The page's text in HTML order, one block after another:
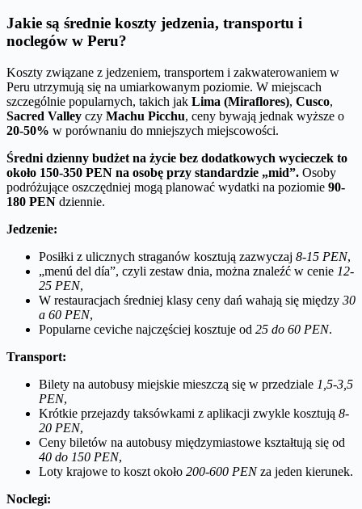
Jakie są średnie koszty jedzenia, transportu i
noclegów w Peru?
Koszty związane z jedzeniem, transportem i zakwaterowaniem w
Peru utrzymują się na umiarkowanym poziomie. W miejscach
szczególnie popularnych, takich jak Lima (Miraflores), Cusco,
Sacred Valley czy Machu Picchu, ceny bywają jednak wyższe o
20-50% w porównaniu do mniejszych miejscowości.
Średni dzienny budżet na życie bez dodatkowych wycieczek to
około 150-350 PEN na osobę przy standardzie „mid”. Osoby
podróżujące oszczędniej mogą planować wydatki na poziomie 90-
180 PEN dziennie.
Jedzenie:
Posiłki z ulicznych straganów kosztują zazwyczaj 8-15 PEN,
„menú del día”, czyli zestaw dnia, można znaleźć w cenie 12-
25 PEN,
W restauracjach średniej klasy ceny dań wahają się między 30
a 60 PEN,
Popularne ceviche najczęściej kosztuje od 25 do 60 PEN.
Transport:
Bilety na autobusy miejskie mieszczą się w przedziale 1,5-3,5
PEN,
Krótkie przejazdy taksówkami z aplikacji zwykle kosztują 8-
20 PEN,
Ceny biletów na autobusy międzymiastowe kształtują się od
40 do 150 PEN,
Loty krajowe to koszt około 200-600 PENza jeden kierunek.
Noclegi: